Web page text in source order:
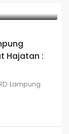
Hajatan :
Lampung